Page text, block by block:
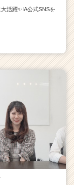
活躍✨IA公式SNSを